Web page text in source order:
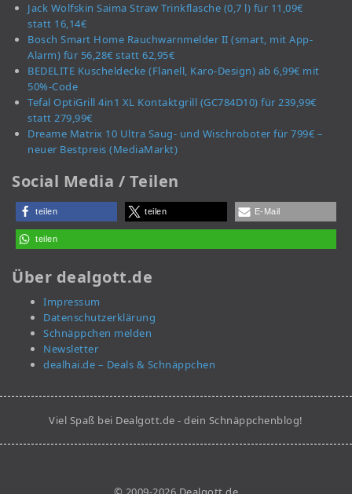
Jack Wolfskin Saima Straw Trinkflasche (0,7 l) für 11,09€
statt 16,14€
Bosch Smart Home Rauchwarnmelder II (smart, mit App-
Alarm) für 56,28€ statt 62,95€
BEDELITE Kuscheldecke (Flanell, Karo-Design) ab 6,99€ mit
50%-Code
Tefal OptiGrill 4in1 XL Kontaktgrill (GC784D10) für 239,99€
statt 279,99€
Dreame Matrix 10 Ultra Saug- und Wischroboter für 799€ –
neuer Bestpreis (MediaMarkt)
Social Media / Teilen
teilen teilen E-Mail
teilen
Über dealgott.de
Impressum
Datenschutzerklärung
Schnäppchen melden
Newsletter
dealhai.de – Deals & Schnäppchen
Viel Spaß bei Dealgott.de - dein Schnäppchenblog!